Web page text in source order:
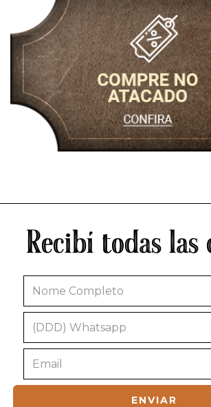
Recibí todas las